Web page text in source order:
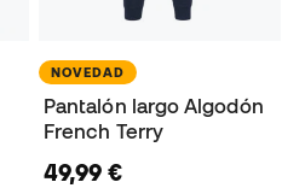
NOVEDAD
Pantalón largo Algodón
French Terry
49,99 €